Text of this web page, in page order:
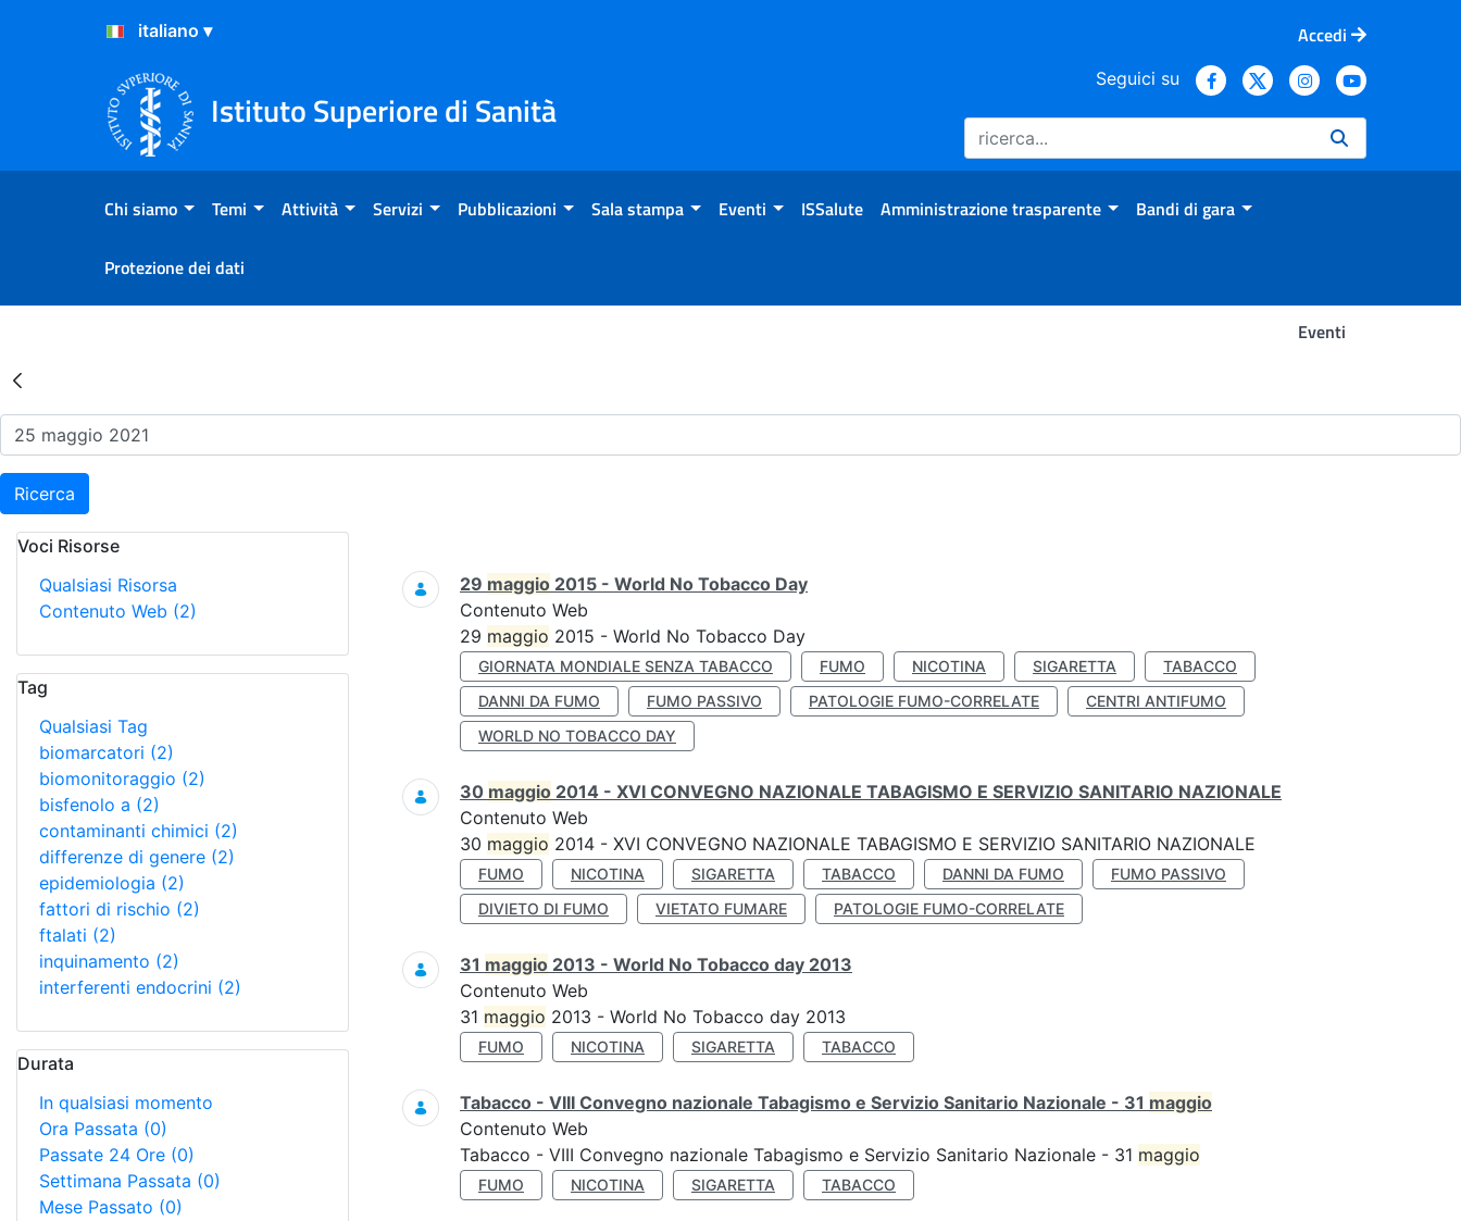
Salta al Contenuto
Salta al Footer
Accedi
Istituto Superiore di Sanità
Seguici su
Chi siamo Temi Attività Servizi Pubblicazioni Sala stampa Eventi ISSalute Amministrazione trasparente Bandi di gara
Protezione dei dati
Eventi
Risultati della Ricerca - Eventi
Ricerca
Voci Risorse
Qualsiasi Risorsa
Contenuto Web (2)
Tag
Qualsiasi Tag
biomarcatori (2)
biomonitoraggio (2)
bisfenolo a (2)
contaminanti chimici (2)
differenze di genere (2)
epidemiologia (2)
fattori di rischio (2)
ftalati (2)
inquinamento (2)
interferenti endocrini (2)
Durata
In qualsiasi momento
Ora Passata (0)
Passate 24 Ore (0)
Settimana Passata (0)
Mese Passato (0)
Ricerca
29 maggio 2015 - World No Tobacco Day
Contenuto Web
29 maggio 2015 - World No Tobacco Day
GIORNATA MONDIALE SENZA TABACCO FUMO NICOTINA SIGARETTA
TABACCO
DANNI DA FUMO
FUMO PASSIVO PATOLOGIE FUMO-CORRELATE
CENTRI ANTIFUMO
WORLD NO TOBACCO DAY
30 maggio 2014 - XVI CONVEGNO NAZIONALE TABAGISMO E SERVIZIO SANITARIO NAZIONALE
Contenuto Web
30 maggio 2014 - XVI CONVEGNO NAZIONALE TABAGISMO E SERVIZIO SANITARIO NAZIONALE
FUMO NICOTINA SIGARETTA TABACCO DANNI DA FUMO
FUMO PASSIVO
DIVIETO DI FUMO
VIETATO FUMARE PATOLOGIE FUMO-CORRELATE
31 maggio 2013 - World No Tobacco day 2013
Contenuto Web
31 maggio 2013 - World No Tobacco day 2013
FUMO NICOTINA SIGARETTA TABACCO
Tabacco - VIII Convegno nazionale Tabagismo e Servizio Sanitario Nazionale - 31 maggio
Contenuto Web
Tabacco - VIII Convegno nazionale Tabagismo e Servizio Sanitario Nazionale - 31 maggio
FUMO NICOTINA SIGARETTA TABACCO